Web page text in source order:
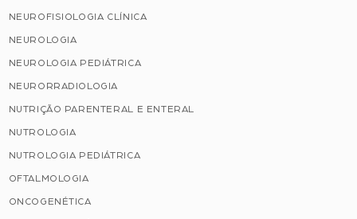
NEUROFISIOLOGIA CLÍNICA
NEUROLOGIA
NEUROLOGIA PEDIÁTRICA
NEURORRADIOLOGIA
NUTRIÇÃO PARENTERAL E ENTERAL
NUTROLOGIA
NUTROLOGIA PEDIÁTRICA
OFTALMOLOGIA
ONCOGENÉTICA